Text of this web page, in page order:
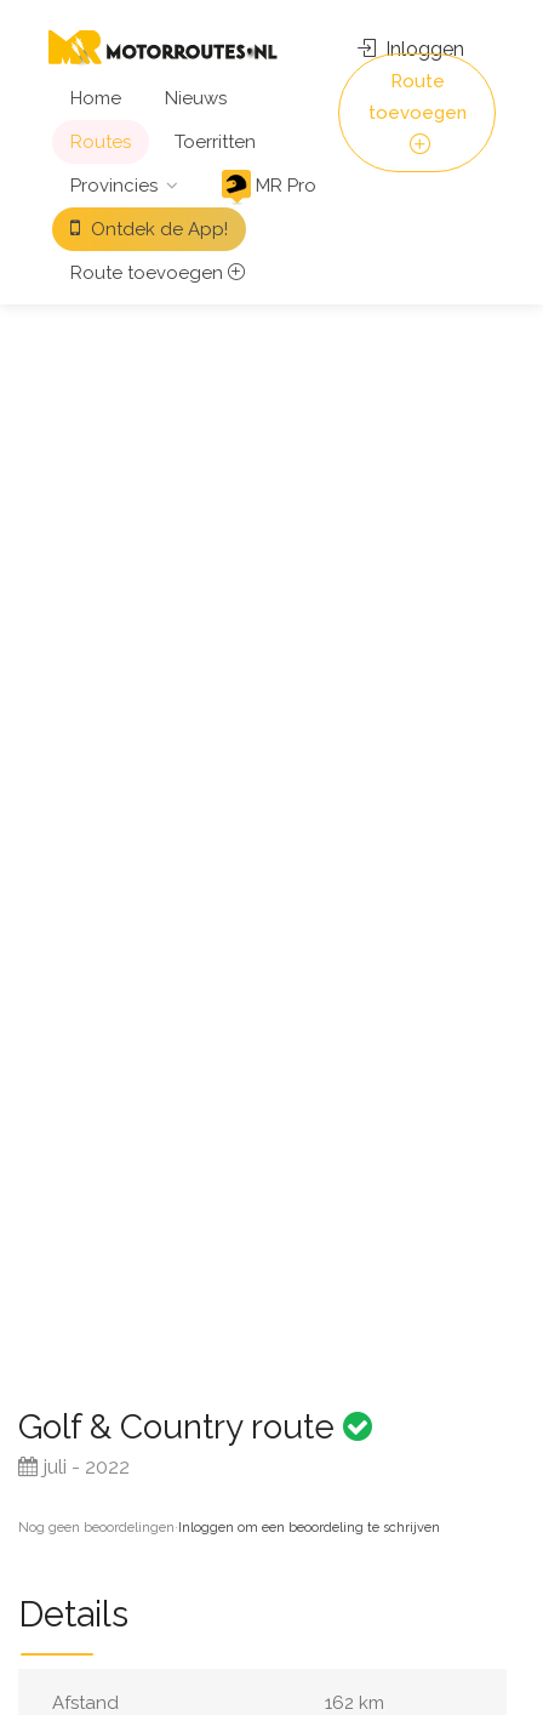
Home
Nieuws
Routes
Toerritten
Provincies
MR Pro
Ontdek de App!
Route toevoegen
Inloggen
Route
toevoegen
Golf & Country route
juli - 2022
Nog geen beoordelingen·Inloggen om een beoordeling te schrijven
Details
Afstand 162 km